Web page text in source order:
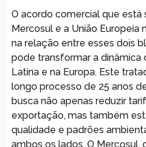
O acordo comercial que
Mercosul e a União Europeia
na relação entre esses dois
pode transformar a dinâmica
Latina e na Europa. Este
longo processo de 25 anos
busca não apenas reduzir
exportação, mas também
qualidade e padrões
ambos os lados. O Mercosul,